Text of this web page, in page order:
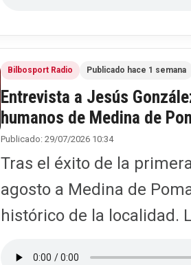
Bilbosport Radio Publicado hace 1 semana
Entrevista a Jesús
humanos de Medina de
Publicado: 29/07/2026 10:34
Tras el éxito de la
agosto a Medina de
histórico de la localidad.